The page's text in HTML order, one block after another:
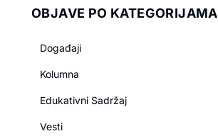
OBJAVE PO KATEGORIJAMA
Događaji
Kolumna
Edukativni Sadržaj
Vesti